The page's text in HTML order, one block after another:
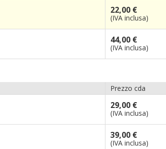
22,00 €
(IVA inclusa)
44,00 €
(IVA inclusa)
Prezzo cda
29,00 €
(IVA inclusa)
39,00 €
(IVA inclusa)